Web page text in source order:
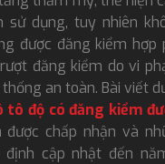
sử dụng, tuy nhiên
được đăng kiểm hợp
đăng kiểm do vi
an toàn. Bài viết
tô độ có đăng kiểm
chấp nhận và
cập nhật đến